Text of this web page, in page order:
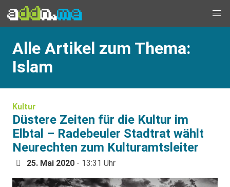
Alle Artikel zum Thema:
Islam
Kultur
Düstere Zeiten für die Kultur im
Elbtal – Radebeuler Stadtrat wählt
Neurechten zum Kulturamtsleiter
25. Mai 2020 - 13:31 Uhr